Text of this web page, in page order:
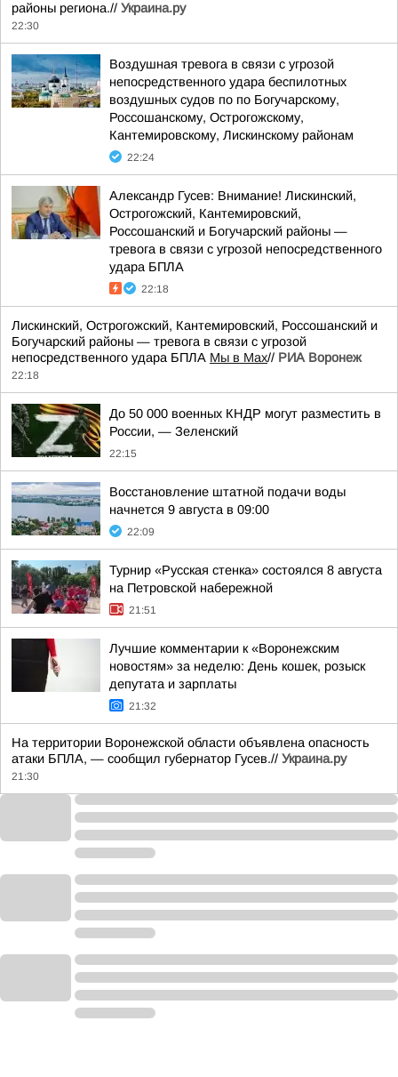
районы региона.// Украина.ру
22:30
Воздушная тревога в связи с угрозой
непосредственного удара беспилотных
воздушных судов по по Богучарскому,
Россошанскому, Острогожскому,
Кантемировскому, Лискинскому районам
22:24
Александр Гусев: Внимание! Лискинский,
Острогожский, Кантемировский,
Россошанский и Богучарский районы —
тревога в связи с угрозой непосредственного
удара БПЛА
22:18
Лискинский, Острогожский, Кантемировский, Россошанский и
Богучарский районы — тревога в связи с угрозой
непосредственного удара БПЛА Мы в Мах// РИА Воронеж
22:18
До 50 000 военных КНДР могут разместить в
России, — Зеленский
22:15
Восстановление штатной подачи воды
начнется 9 августа в 09:00
22:09
Турнир «Русская стенка» состоялся 8 августа
на Петровской набережной
21:51
Лучшие комментарии к «Воронежским
новостям» за неделю: День кошек, розыск
депутата и зарплаты
21:32
На территории Воронежской области объявлена опасность
атаки БПЛА, — сообщил губернатор Гусев.// Украина.ру
21:30